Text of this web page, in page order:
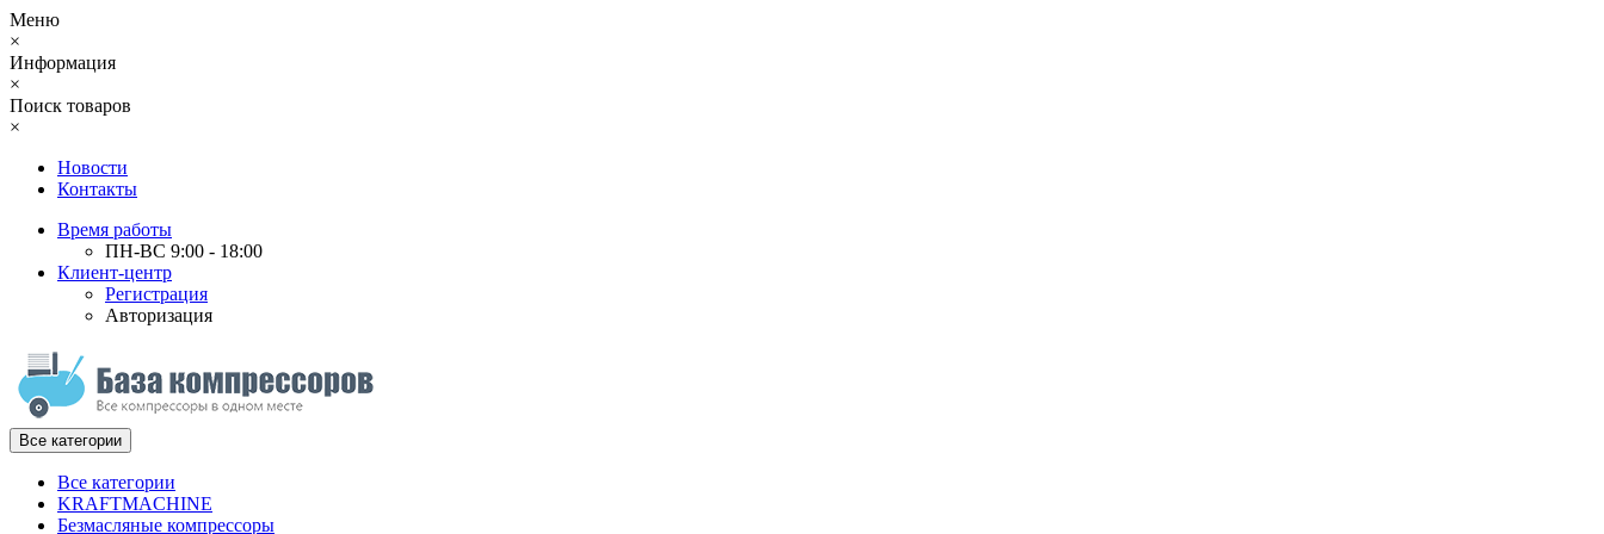
Меню
×
Информация
×
Поиск товаров
×
Новости
Контакты
Время работы
ПН-ВС 9:00 - 18:00
Клиент-центр
Регистрация
Авторизация
Все категории
Все категории
KRAFTMACHINE
Безмасляные компрессоры